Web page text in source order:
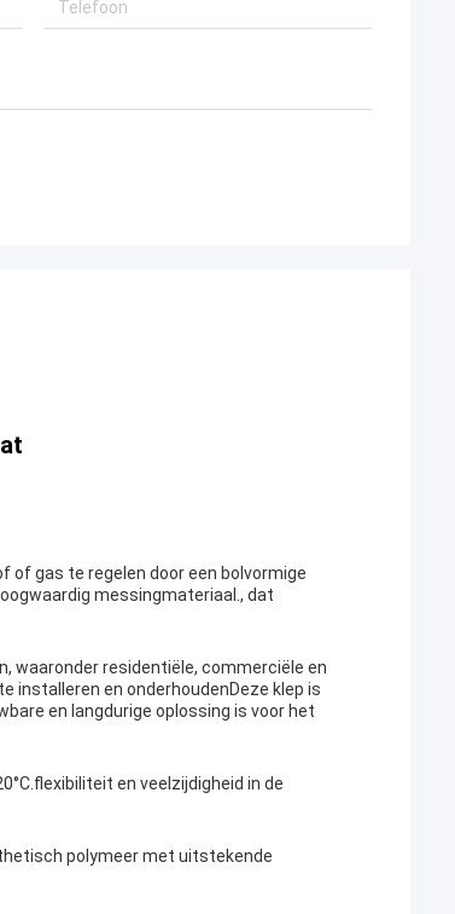
of gas te regelen door een bolvormige
messingmateriaal., dat
waaronder residentiële, commerciële en
installeren en onderhoudenDeze klep is
en langdurige oplossing is voor het
en veelzijdigheid in de
polymeer met uitstekende